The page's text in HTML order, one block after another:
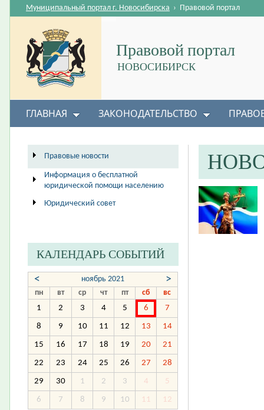
Правовой портал
НОВОСИБИРСК
Муниципальный портал г. Новосибирска › Правовой портал
ГЛАВНАЯ ЗАКОНОДАТЕЛЬСТВО
Правовые новости
Информация о бесплатной
юридической помощи населению
Юридический совет
КАЛЕНДАРЬ СОБЫТИЙ
< ноябрь 2021 >
пн вт ср чт пт сб
вс
1
2 3 4 5 6 7
8 9 10 11 12 13 14
15 16 17 18 19 20 21
22 23 24 25 26 27 28
29 30 1 2 3 4 5
6 7 8 9 10 11 12